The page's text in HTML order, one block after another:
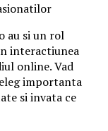
au si un rol
interactiunea
online. Vad
importanta
si invata ce